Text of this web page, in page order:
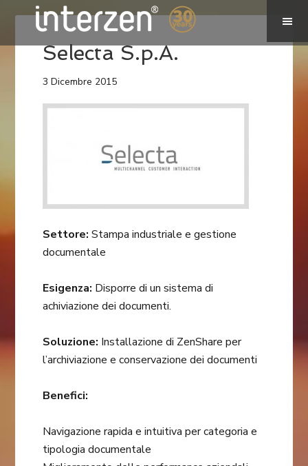
Selecta S.p.A.
3 Dicembre 2015
Settore: Stampa industriale e gestione
documentale
Esigenza: Disporre di un sistema di
achiviazione dei documenti.
Soluzione: Installazione di ZenShare per
l’archiviazione e conservazione dei documenti
Benefici:
Navigazione rapida e intuitiva per categoria e
tipologia documentale